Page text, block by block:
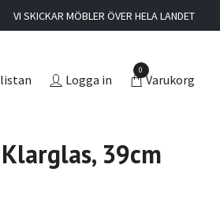
VI SKICKAR MÖBLER ÖVER HELA LANDET
Logga in
0
Varukorg
39cm